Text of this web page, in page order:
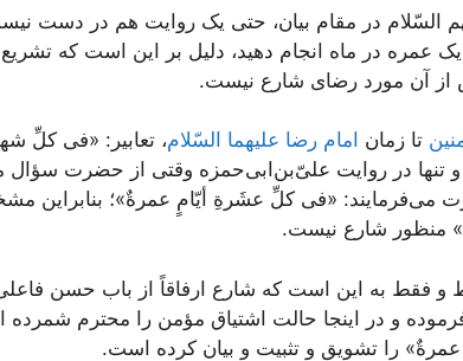
السّلام در مقام بیان، حتی یک روایت هم در دست
عمره در ماه انجام دهید، دلیل بر این است که
از آن مورد رضای شارع نیست.
تا زمان امام رضا علیهما السّلام، تعابیر: «فی کلِّ
تنها در روایت علیّ‌بن‌ابی‌حمزه وقتی از حضرت سؤال
می‌فرمایند: «فی کلِّ عشَرةِ أیّامٍ عمرةٌ»؛
منظور شارع نیست.
‌و ‌فقط به این است که شارع ارفاقاً از باب حسن
و در اینجا حالت اشتیاق مؤمن را محترم
را تشویق و تثبیت و بیان کرده است.